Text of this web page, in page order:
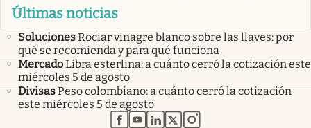
Últimas noticias
SolucionesRociar vinagre blanco sobre las llaves: por
qué se recomienda y para qué funciona
MercadoLibra esterlina: a cuánto cerró la cotización este
miércoles 5 de agosto
DivisasPeso colombiano: a cuánto cerró la cotización
este miércoles 5 de agosto
abre en nueva pestaña
abre en nueva pestaña
abre en nueva pestaña
abre en nueva pestaña
abre en nueva pestaña